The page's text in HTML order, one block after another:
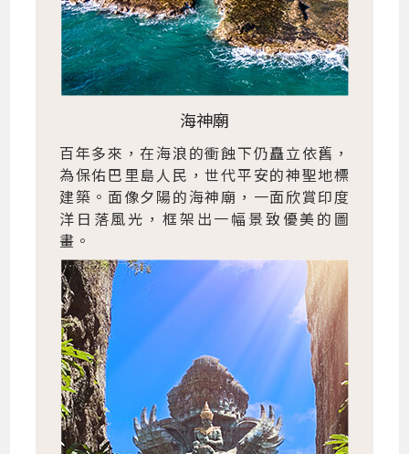
海神廟
百年多來，在海浪的衝蝕下仍矗立依舊，
為保佑巴里島人民，世代平安的神聖地標
建築。面像夕陽的海神廟，一面欣賞印度
洋日落風光，框架出一幅景致優美的圖
畫。